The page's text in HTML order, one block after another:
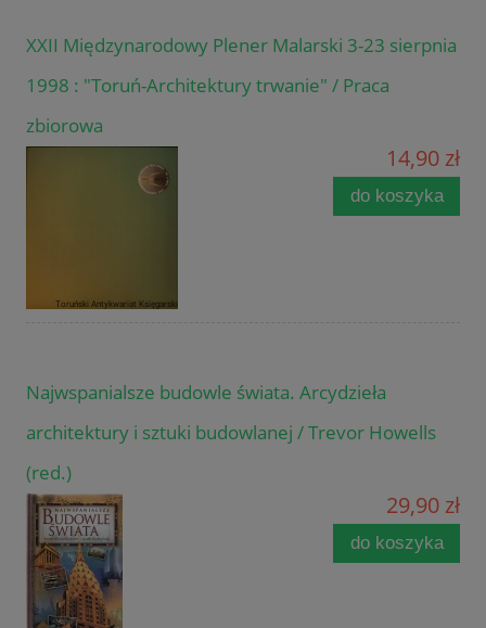
XXII Międzynarodowy Plener Malarski 3-23 sierpnia
1998 : "Toruń-Architektury trwanie" / Praca
zbiorowa
14,90 zł
do koszyka
Najwspanialsze budowle świata. Arcydzieła
architektury i sztuki budowlanej / Trevor Howells
(red.)
29,90 zł
do koszyka